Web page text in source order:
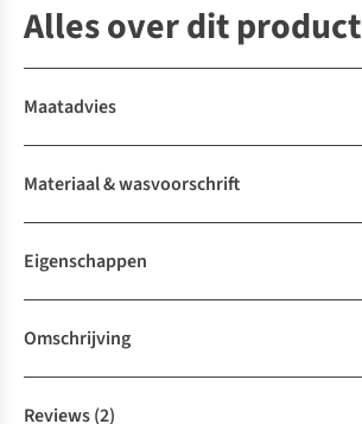
Alles over dit product
Maatadvies
Materiaal & wasvoorschrift
Eigenschappen
Omschrijving
Reviews(2)